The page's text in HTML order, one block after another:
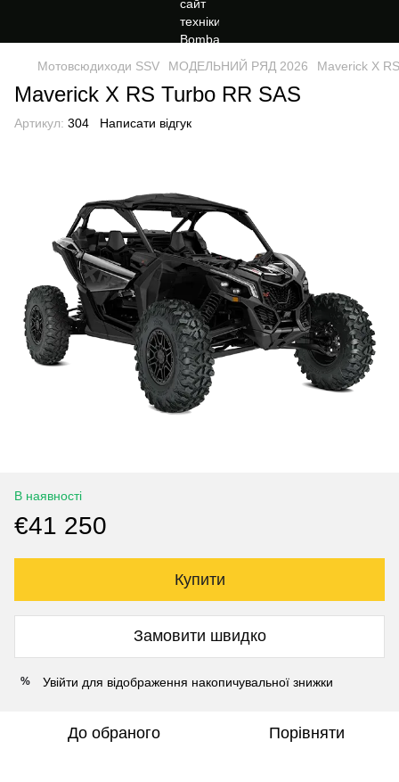
Мотовсюдиходи SSV МОДЕЛЬНИЙ РЯД 2026 Maverick X
Maverick X RS Turbo RR SAS
Артикул: 304 Написати відгук
В наявності
€41 250
Купити
Замовити швидко
% Увійти для відображення накопичувальної знижки
До обраного Порівняти